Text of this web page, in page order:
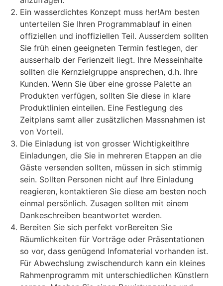
Ein wasserdichtes Konzept muss her!Am besten
unterteilen Sie Ihren Programmablauf in einen
offiziellen und inoffiziellen Teil. Ausserdem sollten
Sie früh einen geeigneten Termin festlegen, der
ausserhalb der Ferienzeit liegt. Ihre Messeinhalte
sollten die Kernzielgruppe ansprechen, d.h. Ihre
Kunden. Wenn Sie über eine grosse Palette an
Produkten verfügen, sollten Sie diese in klare
Produktlinien einteilen. Eine Festlegung des
Zeitplans samt aller zusätzlichen Massnahmen ist
von Vorteil.
Die Einladung ist von grosser WichtigkeitIhre
Einladungen, die Sie in mehreren Etappen an die
Gäste versenden sollten, müssen in sich stimmig
sein. Sollten Personen nicht auf Ihre Einladung
reagieren, kontaktieren Sie diese am besten noch
einmal persönlich. Zusagen sollten mit einem
Dankeschreiben beantwortet werden.
Bereiten Sie sich perfekt vorBereiten Sie
Räumlichkeiten für Vorträge oder Präsentationen
so vor, dass genügend Infomaterial vorhanden ist.
Für Abwechslung zwischendurch kann ein kleines
Rahmenprogramm mit unterschiedlichen Künstlern